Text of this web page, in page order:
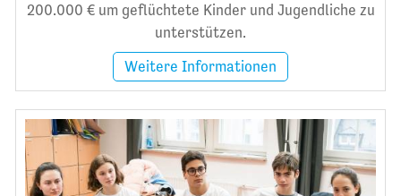
200.000 € um geflüchtete Kinder und Jugendliche zu
unterstützen.
Weitere Informationen